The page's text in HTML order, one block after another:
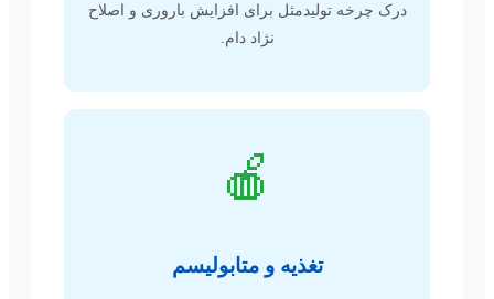
درک چرخه تولیدمثل برای افزایش باروری و اصلاح
نژاد دام.
🍎
تغذیه و متابولیسم